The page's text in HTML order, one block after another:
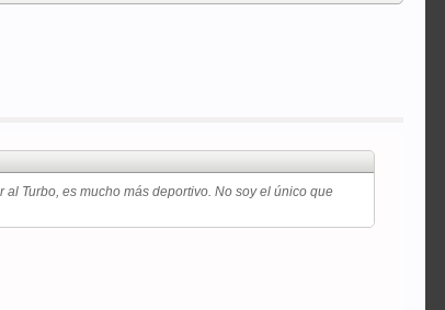
Turbo, es mucho más deportivo. No soy el único que